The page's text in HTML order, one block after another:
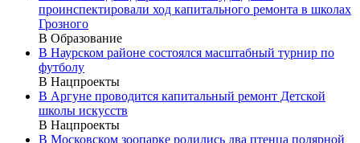
проинспектировали ход капитального ремонта в школах
Грозного
В Образование
В Наурском районе состоялся масштабный турнир по
футболу
В Нацпроекты
В Аргуне проводится капитальный ремонт Детской
школы искусств
В Нацпроекты
В Московском зоопарке родились два птенца полярной